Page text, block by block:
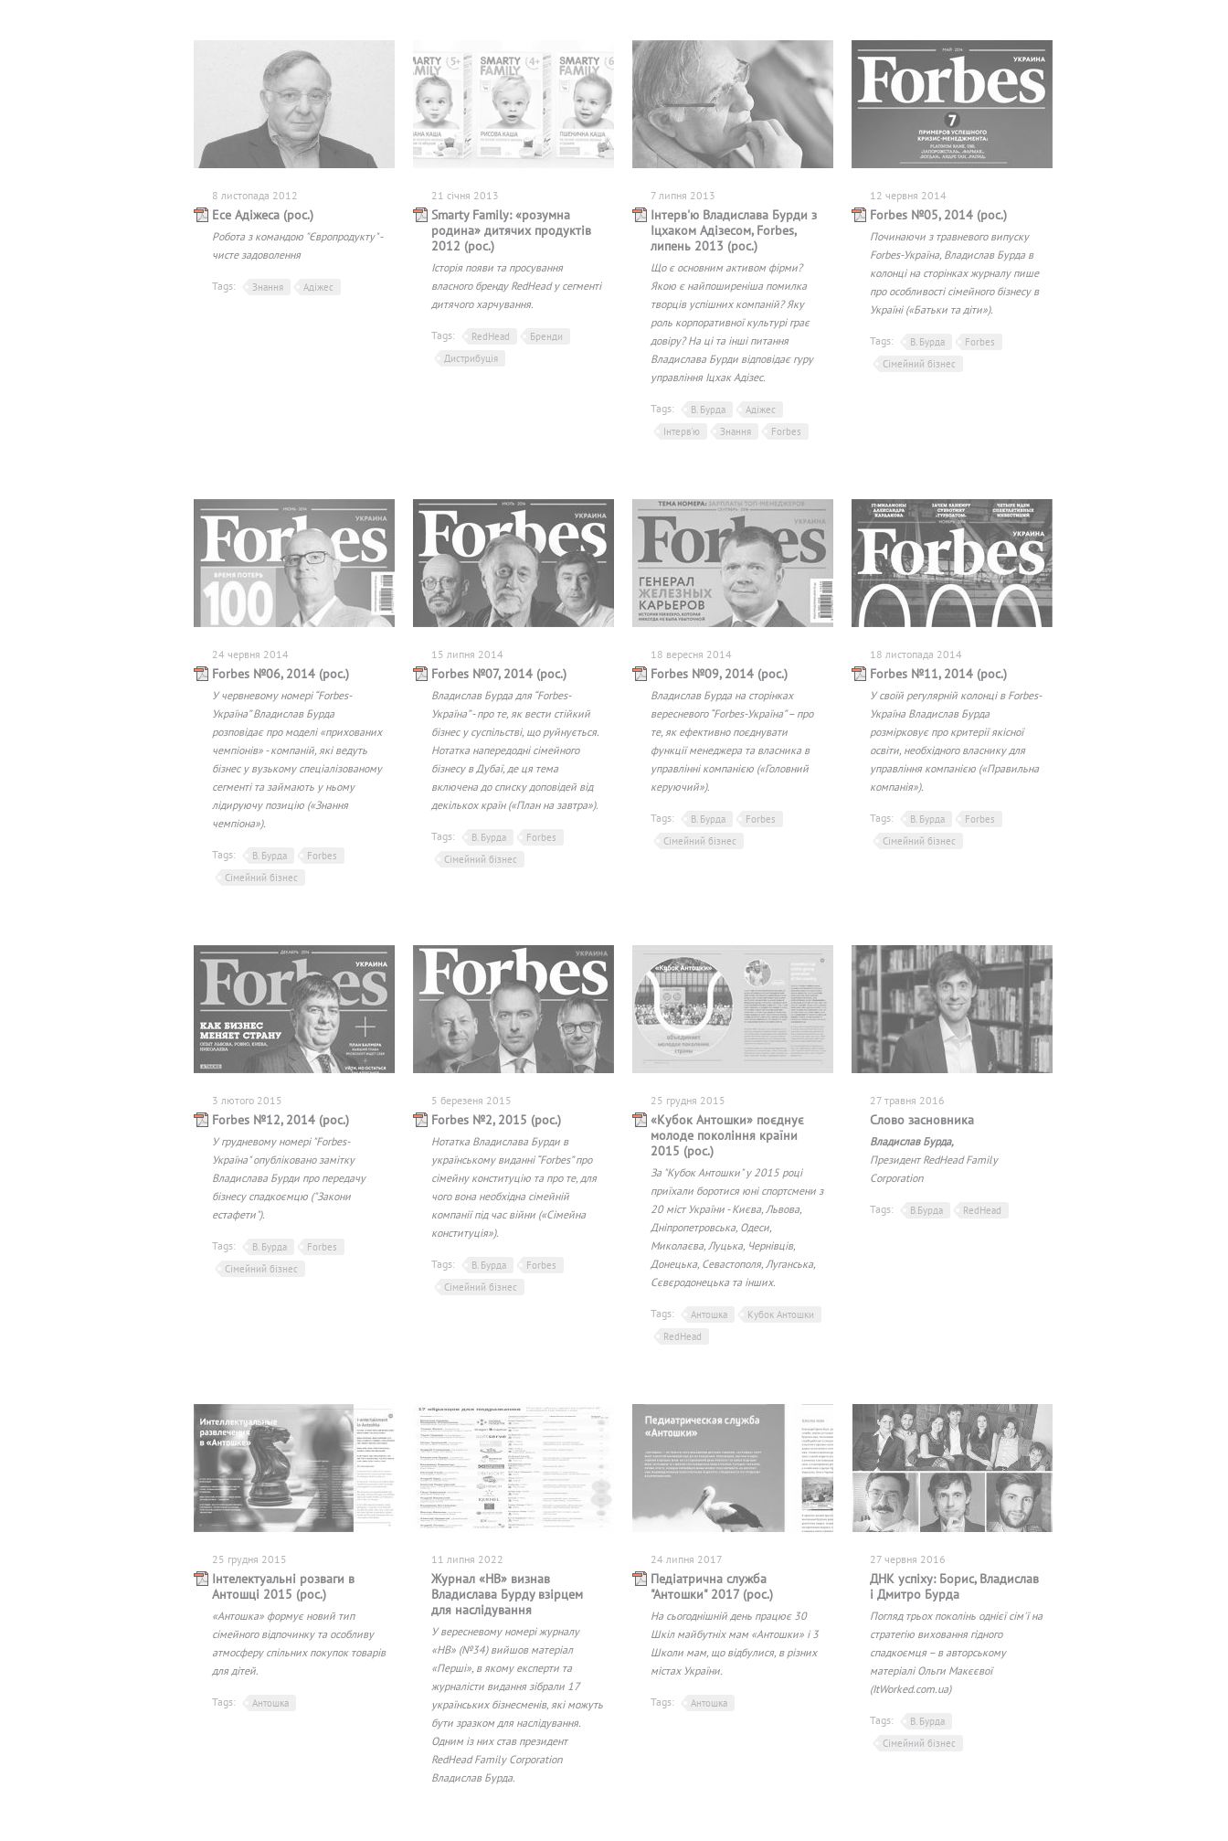
8 листопада 2012
Есе Адіжеса (рос.)
Робота з командою "Європродукту" -
чисте задоволення
Tags: Знання Адіжес
21 січня 2013
Smarty Family: «розумна
родина» дитячих продуктів
2012 (рос.)
Історія появи та просування
власного бренду RedHead у сегменті
дитячого харчування.
Tags: RedHead
Бренди
Дистрибуція
7 липня 2013
Інтерв'ю Владислава Бурди з
Іцхаком Адізесом, Forbes,
липень 2013 (рос.)
Що є основним активом фірми?
Якою є найпоширеніша помилка
творців успішних компаній? Яку
роль корпоративної культурі грає
довіру? На ці та інші питання
Владислава Бурди відповідає гуру
управління Іцхак Адізес.
Tags: В. Бурда
Адіжес
Інтерв'ю
Знання Forbes
12 червня 2014
Forbes №05, 2014 (рос.)
Починаючи з травневого випуску
Forbes-Україна, Владислав Бурда в
колонці на сторінках журналу пише
про особливості сімейного бізнесу в
Україні («Батьки та діти»).
Tags: В. Бурда
Forbes
Сімейний бізнес
24 червня 2014
Forbes №06, 2014 (рос.)
У червневому номері “Forbes-
Україна” Владислав Бурда
розповідає про моделі «прихованих
чемпіонів» - компаній, які ведуть
бізнес у вузькому спеціалізованому
сегменті та займають у ньому
лідируючу позицію («Знання
чемпіона»).
Tags: В. Бурда
Forbes
Сімейний бізнес
15 липня 2014
Forbes №07, 2014 (рос.)
Владислав Бурда для “Forbes-
Україна” - про те, як вести стійкий
бізнес у суспільстві, що руйнується.
Нотатка напередодні сімейного
бізнесу в Дубаї, де ця тема
включена до списку доповідей від
декількох країн («План на завтра»).
Tags: В. Бурда
Forbes
Сімейний бізнес
18 вересня 2014
Forbes №09, 2014 (рос.)
Владислав Бурда на сторінках
вересневого “Forbes-Україна” – про
те, як ефективно поєднувати
функції менеджера та власника в
управлінні компанією («Головний
керуючий»).
Tags: В. Бурда
Forbes
Сімейний бізнес
18 листопада 2014
Forbes №11, 2014 (рос.)
У своїй регулярній колонці в Forbes-
Україна Владислав Бурда
розмірковує про критерії якісної
освіти, необхідного власнику для
управління компанією («Правильна
компанія»).
Tags: В. Бурда
Forbes
Сімейний бізнес
3 лютого 2015
Forbes №12, 2014 (рос.)
У грудневому номері "Forbes-
Україна" опубліковано замітку
Владислава Бурди про передачу
бізнесу спадкоємцю ("Закони
естафети").
Tags: В. Бурда
Forbes
Сімейний бізнес
5 березеня 2015
Forbes №2, 2015 (рос.)
Нотатка Владислава Бурди в
українському виданні “Forbes” про
сімейну конституцію та про те, для
чого вона необхідна сімейній
компанії під час війни («Сімейна
конституція»).
Tags: В. Бурда
Forbes
Сімейний бізнес
25 грудня 2015
«Кубок Антошки» поєднує
молоде покоління країни
2015 (рос.)
За "Кубок Антошки" у 2015 році
приїхали боротися юні спортсмени з
20 міст України - Києва, Львова,
Дніпропетровська, Одеси,
Миколаєва, Луцька, Чернівців,
Донецька, Севастополя, Луганська,
Сєвєродонецька та інших.
Tags: Антошка
Кубок Антошки
RedHead
27 травня 2016
Слово засновника
Владислав Бурда,
Президент RedHead Family
Corporation
Tags: В.Бурда RedHead
25 грудня 2015
Інтелектуальні розваги в
Антошці 2015 (рос.)
«Антошка» формує новий тип
сімейного відпочинку та особливу
атмосферу спільних покупок товарів
для дітей.
Tags: Антошка
11 липня 2022
Журнал «НВ» визнав
Владислава Бурду взірцем
для наслідування
У вересневому номері журналу
«НВ» (№34) вийшов матеріал
«Перші», в якому експерти та
журналісти видання зібрали 17
українських бізнесменів, які можуть
бути зразком для наслідування.
Одним із них став президент
RedHead Family Corporation
Владислав Бурда.
24 липня 2017
Педіатрична служба
"Антошки" 2017 (рос.)
На сьогоднішній день працює 30
Шкіл майбутніх мам «Антошки» і 3
Школи мам, що відбулися, в різних
містах України.
Tags: Антошка
27 червня 2016
ДНК успіху: Борис, Владислав
і Дмитро Бурда
Погляд трьох поколінь однієї сім'ї на
стратегію виховання гідного
спадкоємця – в авторському
матеріалі Ольги Макєєвої
(ItWorked.com.ua)
Tags:
В. Бурда
Сімейний бізнес